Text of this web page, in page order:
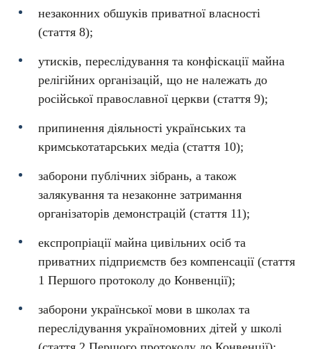
незаконних обшуків приватної власності
(стаття 8);
утисків, переслідування та конфіскації майна
релігійних організацій, що не належать до
російської православної церкви (стаття 9);
припинення діяльності українських та
кримськотатарських медіа (стаття 10);
заборони публічних зібрань, а також
залякування та незаконне затримання
організаторів демонстрацій (стаття 11);
експропріації майна цивільних осіб та
приватних підприємств без компенсації (стаття
1 Першого протоколу до Конвенції);
заборони української мови в школах та
переслідування україномовних дітей у школі